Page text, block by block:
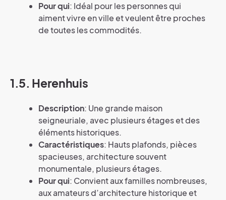
Pour qui: Idéal pour les personnes qui
aiment vivre en ville et veulent être proches
de toutes les commodités.
1.5. Herenhuis
Description: Une grande maison
seigneuriale, avec plusieurs étages et des
éléments historiques.
Caractéristiques: Hauts plafonds, pièces
spacieuses, architecture souvent
monumentale, plusieurs étages.
Pour qui: Convient aux familles nombreuses,
aux amateurs d’architecture historique et